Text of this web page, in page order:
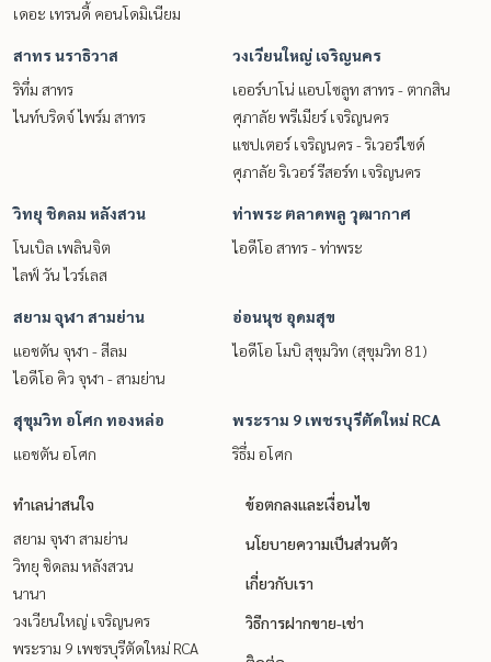
เดอะ เทรนดี้ คอนโดมิเนียม
สาทร นราธิวาส
ริทึ่ม สาทร
ไนท์บริดจ์ ไพร์ม สาทร
วงเวียนใหญ่ เจริญนคร
เออร์บาโน่ แอบโซลูท สาทร - ตากสิน
ศุภาลัย พรีเมียร์ เจริญนคร
แชปเตอร์ เจริญนคร - ริเวอร์ไซด์
ศุภาลัย ริเวอร์ รีสอร์ท เจริญนคร
วิทยุ ชิดลม หลังสวน
โนเบิล เพลินจิต
ไลฟ์ วัน ไวร์เลส
ท่าพระ ตลาดพลู วุฒากาศ
ไอดีโอ สาทร - ท่าพระ
สยาม จุฬา สามย่าน
แอชตัน จุฬา - สีลม
ไอดีโอ คิว จุฬา - สามย่าน
อ่อนนุช อุดมสุข
ไอดีโอ โมบิ สุขุมวิท (สุขุมวิท 81)
สุขุมวิท อโศก ทองหล่อ
แอชตัน อโศก
พระราม 9 เพชรบุรีตัดใหม่ RCA
ริธึ่ม อโศก
ทำเลน่าสนใจ
สยาม จุฬา สามย่าน
วิทยุ ชิดลม หลังสวน
นานา
วงเวียนใหญ่ เจริญนคร
พระราม 9 เพชรบุรีตัดใหม่ RCA
ข้อตกลงและเงื่อนไข
นโยบายความเป็นส่วนตัว
เกี่ยวกับเรา
วิธีการฝากขาย-เช่า